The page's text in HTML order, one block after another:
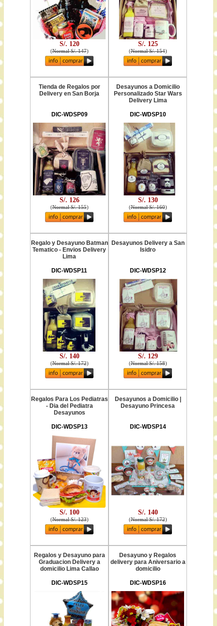
S/. 120
(Normal S/. 147)
S/. 125
(Normal S/. 154)
Tienda de Regalos por
Delivery en San Borja
DIC-WDSP09
S/. 126
(Normal S/. 155)
Desayunos a Domicilio
Personalizado Star Wars
Delivery Lima
DIC-WDSP10
S/. 130
(Normal S/. 160)
Regalo y Desayuno Batman
Tematico - Envios Delivery
Lima
DIC-WDSP11
S/. 140
(Normal S/. 172)
Desayunos Delivery a San
Isidro
DIC-WDSP12
S/. 129
(Normal S/. 158)
Regalos Para Los Pediatras
- Dia del Pediatra
Desayunos
DIC-WDSP13
S/. 100
(Normal S/. 123)
Desayunos a Domicilio |
Desayuno Princesa
DIC-WDSP14
S/. 140
(Normal S/. 172)
Regalos y Desayuno para
Graduacion Delivery a
domicilio Lima Callao
DIC-WDSP15
Desayuno y Regalos
delivery para Aniversario a
domicilio
DIC-WDSP16